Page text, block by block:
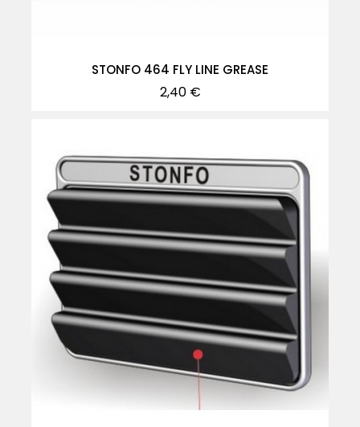
STONFO 464 FLY LINE GREASE
Precio
2,40 €